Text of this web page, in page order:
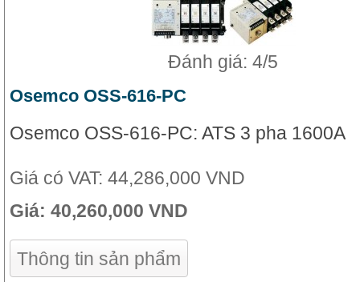
Đánh giá: 4/5
Osemco OSS-616-PC
Osemco OSS-616-PC: ATS 3 pha 1600A
Giá có VAT: 44,286,000 VND
Giá: 40,260,000 VND
Thông tin sản phẩm